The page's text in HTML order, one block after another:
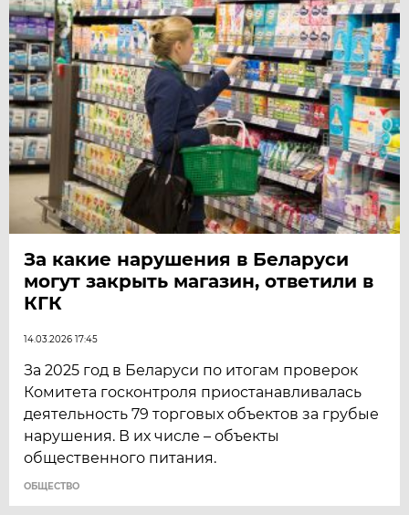
За какие нарушения в Беларуси
могут закрыть магазин, ответили в
КГК
14.03.2026 17:45
За 2025 год в Беларуси по итогам проверок
Комитета госконтроля приостанавливалась
деятельность 79 торговых объектов за грубые
нарушения. В их числе – объекты
общественного питания.
ОБЩЕСТВО